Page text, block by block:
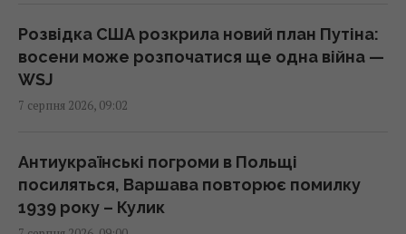
Сіті": головні прем'єри в кінотеатрах цього
тижня
08:47 п'ятниця, 07 серпня 2026
дослідження пояснюють користь цього
народного засобу
08:41 п'ятниця, 07 серпня 2026
Розвідка США розкрила новий план Путіна:
восени може розпочатися ще одна війна —
WSJ
7 серпня 2026, 09:02
Антиукраїнські погроми в Польщі
посиляться, Варшава повторює помилку
1939 року – Кулик